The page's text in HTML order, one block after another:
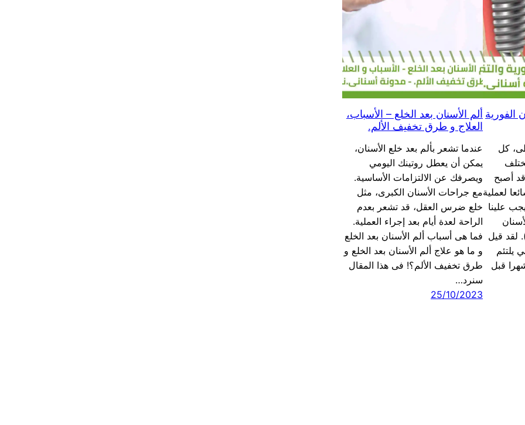
الفورية
كل
أصبح
لعملية
علينا
لقد قيل
يلتئم
قبل
ألم الأسنان بعد الخلع – الأسباب،
العلاج و طرق تخفيف الألم.
عندما تشعر بألم بعد خلع الأسنان،
يمكن أن يعطل روتينك اليومي
ويصرفك عن الالتزامات الأساسية.
مع جراحات الأسنان الكبرى، مثل
خلع ضرس العقل، قد تشعر بعدم
الراحة لعدة أيام بعد إجراء العملية.
فما هى أسباب ألم الأسنان بعد الخلع
و ما هو علاج ألم الأسنان بعد الخلع و
طرق تخفيف الألم؟! فى هذا المقال
سنرد…
25/10/2023